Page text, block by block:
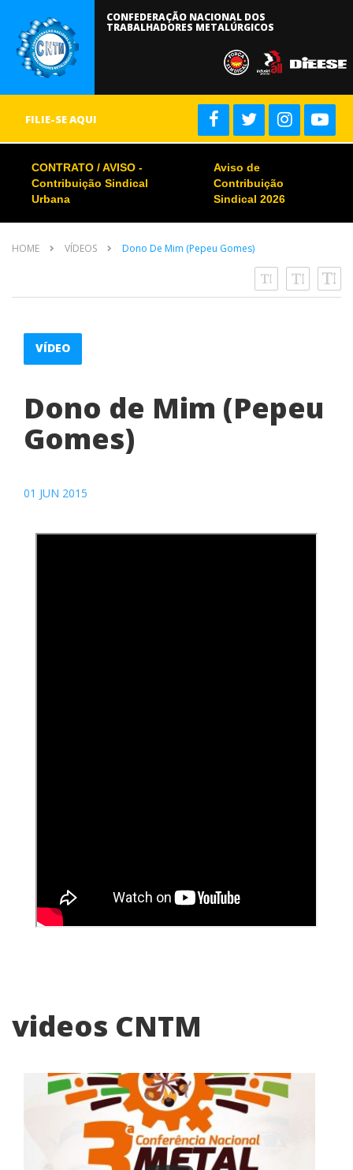
CONFEDERAÇÃO NACIONAL DOS
TRABALHADORES METALÚRGICOS
FILIE-SE AQUI
CONTRATO / AVISO -
Contribuição Sindical
Urbana
Aviso de
Contribuição
Sindical 2026
HOME VÍDEOS Dono De Mim (Pepeu Gomes)
VÍDEO
Dono de Mim (Pepeu
Gomes)
01 JUN 2015
videos CNTM